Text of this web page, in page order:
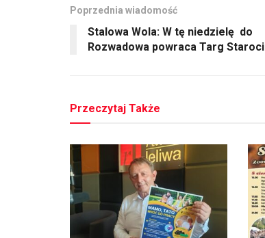
Poprzednia wiadomość
Stalowa Wola: W tę niedzielę do
Rozwadowa powraca Targ Staroci
Przeczytaj Także